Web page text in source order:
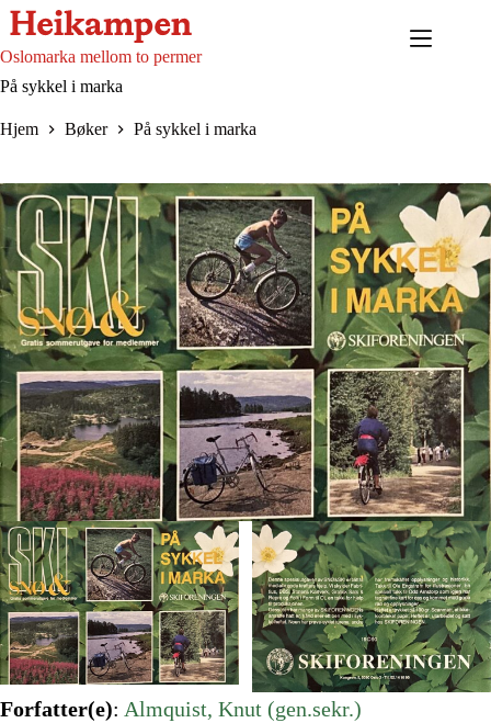
Hopp
til
innholdet
Oslomarka mellom to permer
På sykkel i marka
Hjem Bøker På sykkel i marka
Forfatter(e): Almquist, Knut (gen.sekr.)